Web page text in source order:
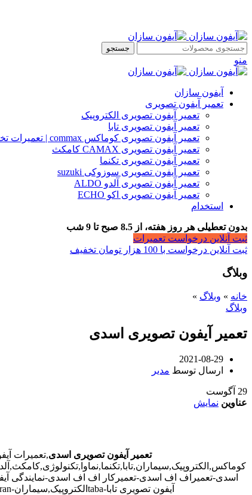
جستجو
منو
آیفون سازان
تعمیر آیفون تصویری
تعمیر آیفون تصویری الکتروپیک
تعمیر آیفون تصویری تابا
تعمیر آیفون تصویری کوماکس commax | تعمیرات تخصصی آیفون
تعمیر آیفون تصویری CAMAX کامکث
تعمیر آیفون تصویری تکنما
تعمیر آیفون تصویری سوزوکی suzuki
تعمیر آیفون تصویری آلدو ALDO
تعمیر آیفون تصویری اکو ECHO
استخدام
بدون تعطیلی هر روز هفته، از 8.5 صبح تا 9 شب
ثبت آنلاین درخواست تعمیرات
ثبت آنلاین درخواست با 100 هزار تومان تخفیف
وبلاگ
خانه » وبلاگ »
وبلاگ
تعمیر آیفون تصویری اسدی
2021-08-29
ارسال توسط مدیر
29 آگوست
عناوین نمایش
تعمیر آیفون تصویری اسدی,تعمیرات
اسدی-تعمیراف اف اسدی-تعمیرکار اف اف اسدی-نمایندگی
آیفون تصویری تابا-tabaالکتروپیک,سیماران-simaran-کوماکس commax-کامکس camax-سوزوکی suzuki-آلدو ALDO در اسدی-تعمیرات آیفون تصویری خیابان و محله اسدی